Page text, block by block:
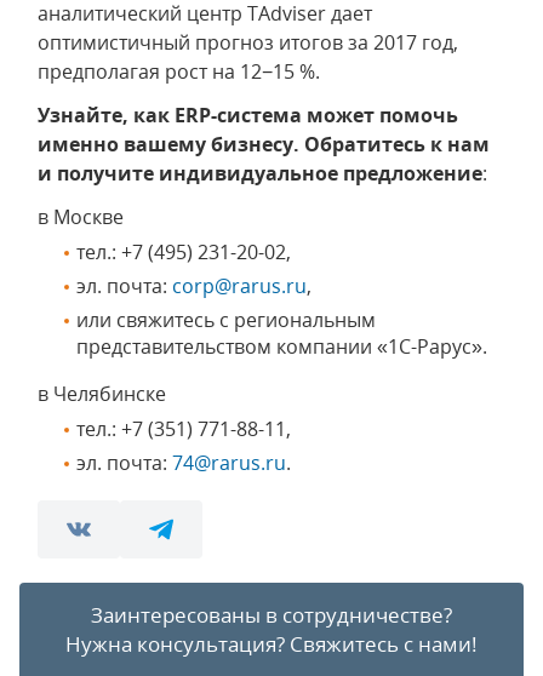
аналитический центр TAdviser дает
оптимистичный прогноз итогов за 2017 год,
предполагая рост на 12−15 %.
Узнайте, как ERP-система может помочь
именно вашему бизнесу. Обратитесь к нам
и получите индивидуальное предложение:
в Москве
тел.: +7 (495) 231-20-02,
эл. почта: corp@rarus.ru,
или свяжитесь с региональным
представительством компании «1С-Рарус».
в Челябинске
тел.: +7 (351) 771-88-11,
эл. почта: 74@rarus.ru.
Заинтересованы в сотрудничестве?
Нужна консультация? Свяжитесь с нами!